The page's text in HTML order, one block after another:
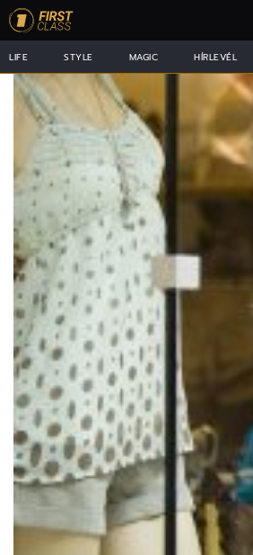
LIFE STYLE MAGIC HÍRLEVÉL